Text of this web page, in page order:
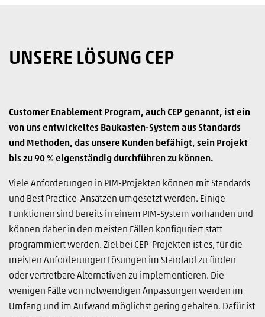
UNSERE LÖSUNG CEP
Customer Enablement Program, auch CEP genannt, ist ein
von uns entwickeltes Baukasten-System aus Standards
und Methoden, das unsere Kunden befähigt, sein Projekt
bis zu 90 % eigenständig durchführen zu können.
Viele Anforderungen in PIM-Projekten können mit Standards
und Best Practice-Ansätzen umgesetzt werden. Einige
Funktionen sind bereits in einem PIM-System vorhanden und
können daher in den meisten Fällen konfiguriert statt
programmiert werden. Ziel bei CEP-Projekten ist es, für die
meisten Anforderungen Lösungen im Standard zu finden
oder vertretbare Alternativen zu implementieren. Die
wenigen Fälle von notwendigen Anpassungen werden im
Umfang und im Aufwand möglichst gering gehalten. Dafür ist